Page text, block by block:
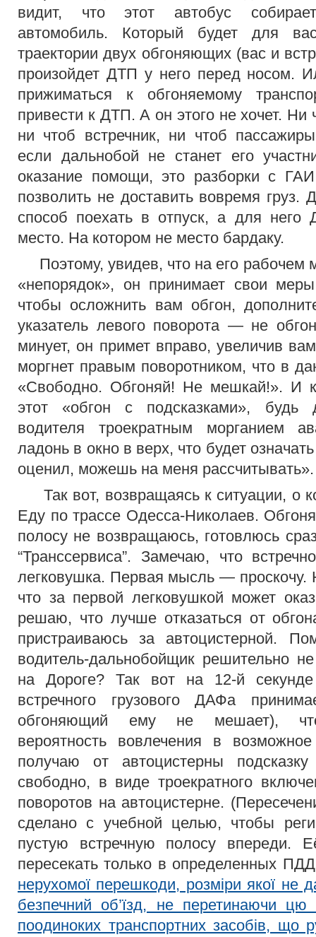
видит, что этот автобус
автомобиль. Который будет для
траектории двух обгоняющих (вас и
произойдет ДТП у него перед носом.
прижиматься к обгоняемому
привести к ДТП. А он этого не хочет. Ни
ни чтоб встречник, ни чтоб
если дальнобой не станет его
оказание помощи, это разборки с
позволить не доставить вовремя
способ поехать в отпуск, а для него
место. На котором не место бардаку.
Поэтому, увидев, что на его рабочем
«непорядок», он принимает свои
чтобы осложнить вам обгон,
указатель левого поворота — не
минует, он примет вправо, увеличив
моргнет правым поворотником, что в
«Свободно. Обгоняй! Не мешкай!». И
этот «обгон с подсказками»,
водителя троекратным морганием
ладонь в окно в верх, что будет
оценил, можешь на меня рассчитывать».
Так вот, возвращаясь к ситуации, о
Еду по трассе Одесса-Николаев.
полосу не возвращаюсь, готовлюсь
“Транссервиса”. Замечаю, что
легковушка. Первая мысль — проскочу.
что за первой легковушкой может
решаю, что лучше отказаться от
пристраиваюсь за автоцистерной.
водитель-дальнобойщик решительно
на Дороге? Так вот на 12-й
встречного грузового ДАФа
обгоняющий ему не мешает),
вероятность вовлечения в
получаю от автоцистерны
свободно, в виде троекратного
поворотов на автоцистерне.
сделано с учебной целью, чтобы
пустую встречную полосу впереди.
пересекать только в определенных
нерухомої перешкоди, розміри якої не
безпечний об’їзд, не перетинаючи
поодиноких транспортних засобів, що